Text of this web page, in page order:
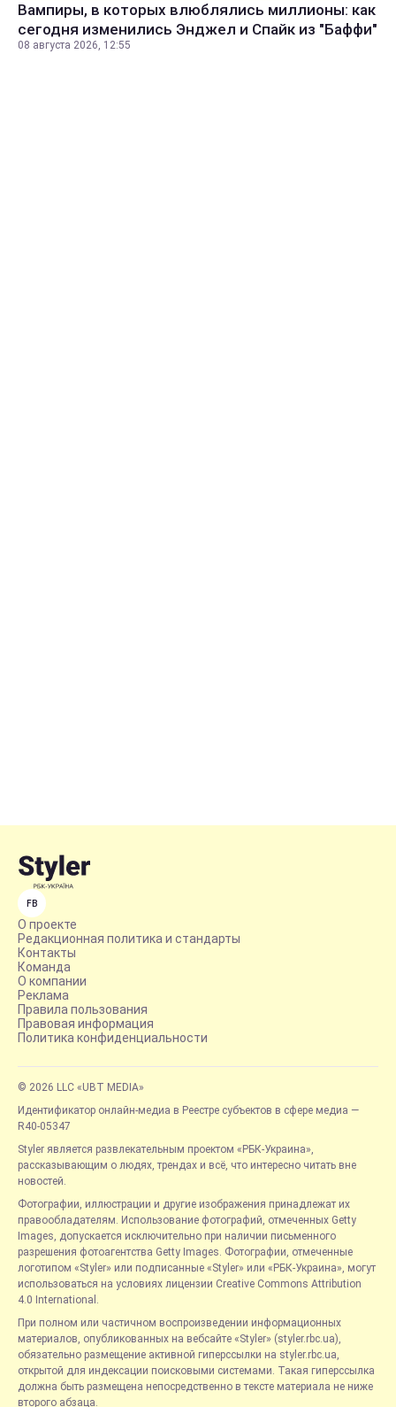
Вампиры, в которых влюблялись миллионы: как
сегодня изменились Энджел и Спайк из "Баффи"
08 августа 2026, 12:55
FB
О проекте
Редакционная политика и стандарты
Контакты
Команда
О компании
Реклама
Правила пользования
Правовая информация
Политика конфиденциальности
© 2026 LLC «UBT MEDIA»
Идентификатор онлайн-медиа в Реестре субъектов в сфере медиа —
R40-05347
Styler является развлекательным проектом «РБК-Украина»,
рассказывающим о людях, трендах и всё, что интересно читать вне
новостей.
Фотографии, иллюстрации и другие изображения принадлежат их
правообладателям. Использование фотографий, отмеченных Getty
Images, допускается исключительно при наличии письменного
разрешения фотоагентства Getty Images. Фотографии, отмеченные
логотипом «Styler» или подписанные «Styler» или «РБК-Украина», могут
использоваться на условиях лицензии Creative Commons Attribution
4.0 International.
При полном или частичном воспроизведении информационных
материалов, опубликованных на вебсайте «Styler» (styler.rbc.ua),
обязательно размещение активной гиперссылки на styler.rbc.ua,
открытой для индексации поисковыми системами. Такая гиперссылка
должна быть размещена непосредственно в тексте материала не ниже
второго абзаца.